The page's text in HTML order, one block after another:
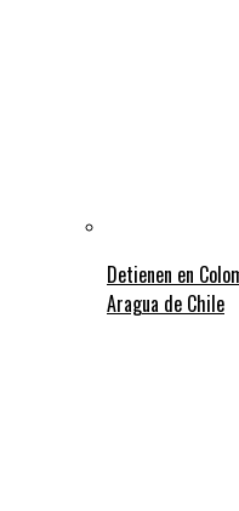
Detienen en
Aragua de Chile